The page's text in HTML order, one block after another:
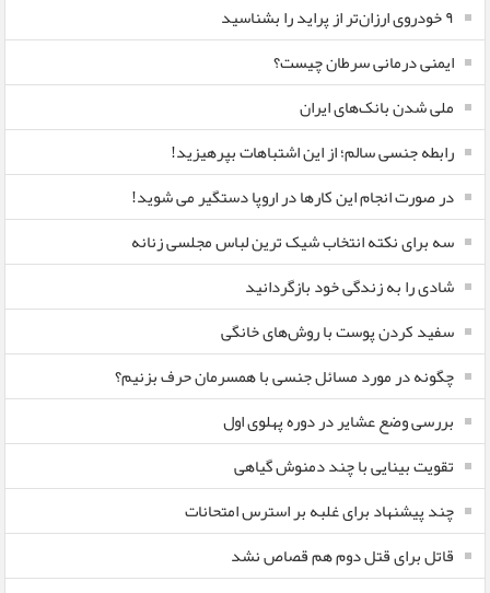
٩ خودروی ارزان‌تر از پراید را بشناسید
ایمنی درمانی سرطان چیست؟
ملی شدن بانک‌های ایران
رابطه جنسی سالم؛ از این اشتباهات بپرهیزید!
در صورت انجام این کارها در اروپا دستگیر می شوید!
سه برای نکته انتخاب شیک ترین لباس مجلسی زنانه
شادی را به زندگی خود بازگردانید
سفید کردن پوست با روش‌های خانگی
چگونه در مورد مسائل جنسی با همسرمان حرف بزنیم؟
بررسی وضع عشایر در دوره پهلوی اول
تقویت بینایی با چند دمنوش گیاهی
چند پیشنهاد برای غلبه بر استرس امتحانات
قاتل برای قتل دوم هم قصاص نشد